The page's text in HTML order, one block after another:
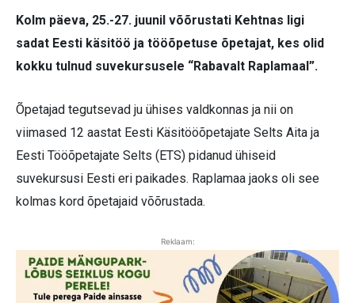
Kolm päeva, 25.-27. juunil võõrustati Kehtnas ligi
sadat Eesti käsitöö ja tööõpetuse õpetajat, kes olid
kokku tulnud suvekursusele “Rabavalt Raplamaal”.
Õpetajad tegutsevad ju ühises valdkonnas ja nii on
viimased 12 aastat Eesti Käsitööõpetajate Selts Aita ja
Eesti Tööõpetajate Selts (ETS) pidanud ühiseid
suvekursusi Eesti eri paikades. Raplamaa jaoks oli see
kolmas kord õpetajaid võõrustada.
Reklaam: